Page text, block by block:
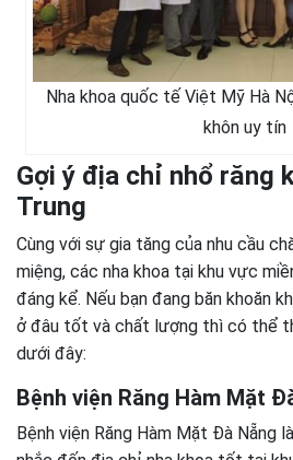
Nha khoa quốc tế Việt Mỹ Hà
khôn uy tín
Gợi ý địa chỉ nhổ răng
Trung
Cùng với sự gia tăng của nhu cầu
miệng, các nha khoa tại khu vực
đáng kể. Nếu bạn đang băn khoăn
ở đâu tốt và chất lượng thì có thể
dưới đây:
Bệnh viện Răng Hàm Mặt
Bệnh viện Răng Hàm Mặt Đà Nẵng